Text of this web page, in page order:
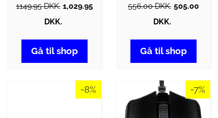
1149.95 DKK. 1,029.95
DKK.
Gå til shop
556.00 DKK. 505.00
DKK.
Gå til shop
-8% -7%